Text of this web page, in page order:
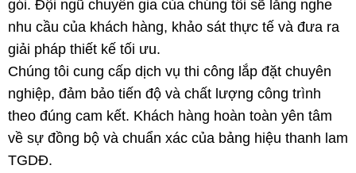
gói. Đội ngũ chuyên gia của chúng tôi sẽ lắng nghe
nhu cầu của khách hàng, khảo sát thực tế và đưa ra
giải pháp thiết kế tối ưu.
Chúng tôi cung cấp dịch vụ thi công lắp đặt chuyên
nghiệp, đảm bảo tiến độ và chất lượng công trình
theo đúng cam kết. Khách hàng hoàn toàn yên tâm
về sự đồng bộ và chuẩn xác của bảng hiệu thanh lam
TGDĐ.